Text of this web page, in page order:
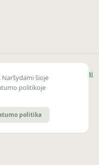
. Naršydami šioje
politikoje
politika
Sprendimas Vai